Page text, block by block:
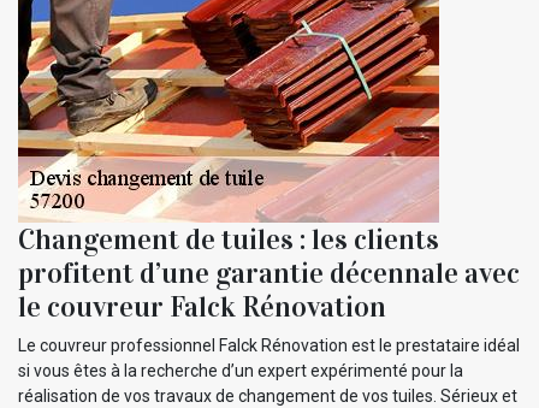
Changement de tuiles : les clients
profitent d’une garantie décennale avec
le couvreur Falck Rénovation
Le couvreur professionnel Falck Rénovation est le prestataire idéal
si vous êtes à la recherche d’un expert expérimenté pour la
réalisation de vos travaux de changement de vos tuiles. Sérieux et